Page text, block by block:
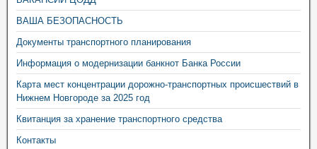
ВАША БЕЗОПАСНОСТЬ
Документы транспортного планирования
Информация о модернизации банкнот Банка России
Карта мест концентрации дорожно-транспортных происшествий в
Нижнем Новгороде за 2025 год
Квитанция за хранение транспортного средства
Контакты